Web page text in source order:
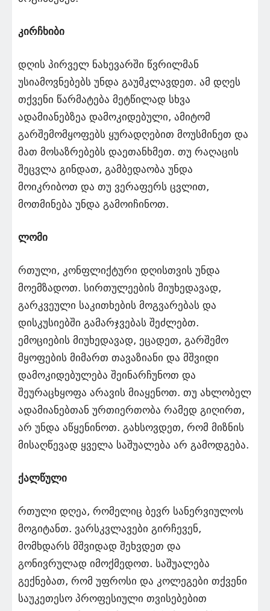
კირჩხიბი
დღის პირველ ნახევარში წვრილმან
უსიამოვნებებს უნდა გაუმკლავდეთ. ამ დღეს
თქვენი წარმატება მეტწილად სხვა
ადამიანებზეა დამოკიდებული, ამიტომ
გარშემომყოფებს ყურადღებით მოუსმინეთ და
მათ მოსაზრებებს დაეთანხმეთ. თუ რაღაცის
შეცვლა გინდათ, გამბედაობა უნდა
მოიკრიბოთ და თუ ვერაფერს ცვლით,
მოთმინება უნდა გამოიჩინოთ.
ლომი
რთული, კონფლიქტური დღისთვის უნდა
მოემზადოთ. სირთულეების მიუხედავად,
გარკვეული საკითხების მოგვარებას და
დისკუსიებში გამარჯვებას შეძლებთ.
ემოციების მიუხედავად, ეცადეთ, გარშემო
მყოფების მიმართ თავაზიანი და მშვიდი
დამოკიდებულება შეინარჩუნოთ და
შეურაცხყოფა არავის მიაყენოთ. თუ ახლობელ
ადამიანებთან ურთიერთობა რამედ გიღირთ,
არ უნდა აწყენინოთ. გახსოვდეთ, რომ მიზნის
მისაღწევად ყველა საშუალება არ გამოდგება.
ქალწული
რთული დღეა, რომელიც ბევრ სანერვიულოს
მოგიტანთ. ვარსკვლავები გირჩევენ,
მომხდარს მშვიდად შეხვდეთ და
გონივრულად იმოქმედოთ. საშუალება
გექნებათ, რომ უფროსი და კოლეგები თქვენი
საუკეთესო პროფესიული თვისებებით